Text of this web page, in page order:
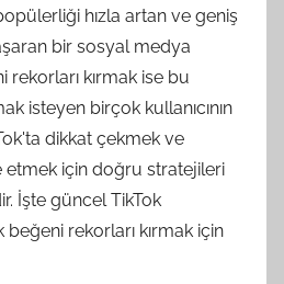
hızla artan ve geniş
bir sosyal medya
kırmak ise bu
isteyen birçok kullanıcının
dikkat çekmek ve
etmek için doğru stratejileri
İşte güncel TikTok
rekorları kırmak için